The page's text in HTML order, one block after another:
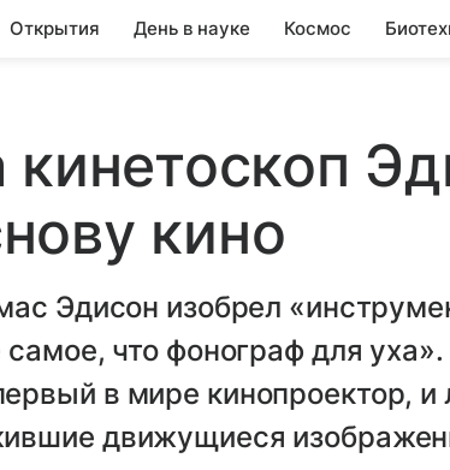
Открытия День в науке Космос
кинетоскоп
кино
Эдисон изобрел
что фонограф для уха».
в мире кинопроектор, и
движущиеся